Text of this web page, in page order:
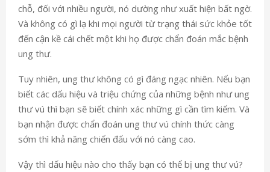
chỗ, đối với nhiều người, nó dường như xuất hiện bất ngờ.
Và không có gì lạ khi mọi người từ trạng thái sức khỏe tốt
đến cận kề cái chết một khi họ được chẩn đoán mắc bệnh
ung thư.
Tuy nhiên, ung thư không có gì đáng ngạc nhiên. Nếu bạn
biết các dấu hiệu và triệu chứng của những bệnh như ung
thư vú thì bạn sẽ biết chính xác những gì cần tìm kiếm. Và
bạn nhận được chẩn đoán ung thư vú chính thức càng
sớm thì khả năng chiến đấu với nó càng cao.
Vậy thì dấu hiệu nào cho thấy bạn có thể bị ung thư vú?